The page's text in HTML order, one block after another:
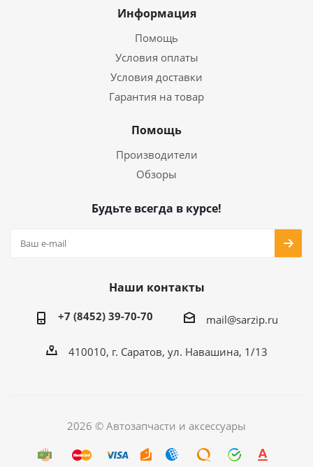
Информация
Помощь
Условия оплаты
Условия доставки
Гарантия на товар
Помощь
Производители
Обзоры
Будьте всегда в курсе!
Наши контакты
+7 (8452) 39-70-70 mail@sarzip.ru
410010, г. Саратов, ул. Навашина, 1/13
2026 © Автозапчасти и аксессуары